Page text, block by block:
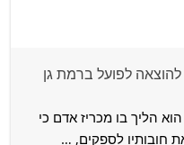
הכי מומלצים לשנת
1
להוצאה לפועל ברמת גן
הליך בו מכריז אדם כי
חובותיו לספקים, …